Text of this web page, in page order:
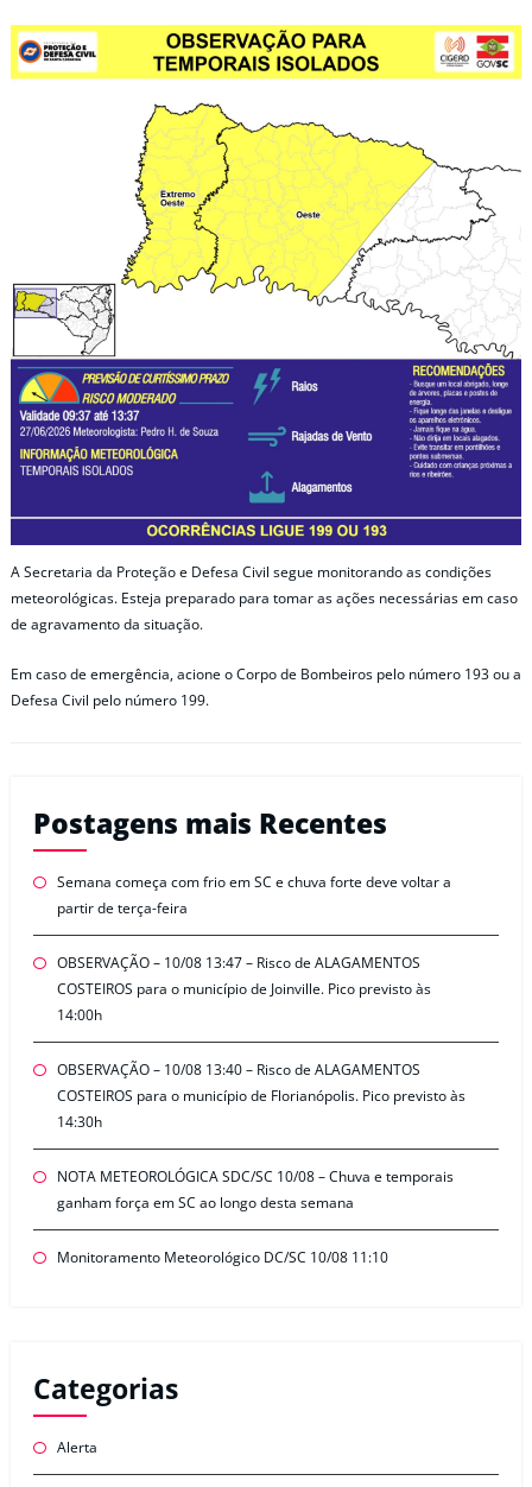
A Secretaria da Proteção e Defesa Civil segue monitorando as condições
meteorológicas. Esteja preparado para tomar as ações necessárias em caso
de agravamento da situação.
Em caso de emergência, acione o Corpo de Bombeiros pelo número 193 ou a
Defesa Civil pelo número 199.
Postagens mais Recentes
Semana começa com frio em SC e chuva forte deve voltar a
partir de terça-feira
OBSERVAÇÃO – 10/08 13:47 – Risco de ALAGAMENTOS
COSTEIROS para o município de Joinville. Pico previsto às
14:00h
OBSERVAÇÃO – 10/08 13:40 – Risco de ALAGAMENTOS
COSTEIROS para o município de Florianópolis. Pico previsto às
14:30h
NOTA METEOROLÓGICA SDC/SC 10/08 – Chuva e temporais
ganham força em SC ao longo desta semana
Monitoramento Meteorológico DC/SC 10/08 11:10
Categorias
Alerta